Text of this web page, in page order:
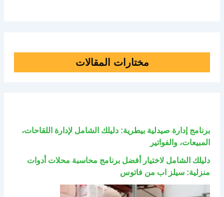
مختارات المقالات
برنامج إدارة صيدلية بيطرية: دليلك الشامل لإدارة اللقاحات،
المبيعات، والفواتير
دليلك الشامل لاختيار أفضل برنامج محاسبة محلات أدوات
منزلية: سيلز اب من فاتوس